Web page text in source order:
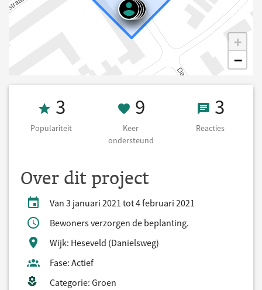
+
−
Populariteit 3
3
Populariteit
9 Keer
9
Keer
ondersteund
3 3
Reacties
Over dit project
Van 3 januari 2021 tot 4 februari 2021
Bewoners verzorgen de beplanting.
Wijk: Heseveld (Danielsweg)
Fase: Actief
Categorie: Groen